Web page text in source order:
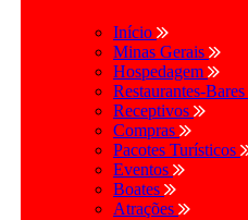
Início
Minas Gerais
Hospedagem
Restaurantes-Bares
Receptivos
Compras
Pacotes Turísticos
Eventos
Boates
Atrações